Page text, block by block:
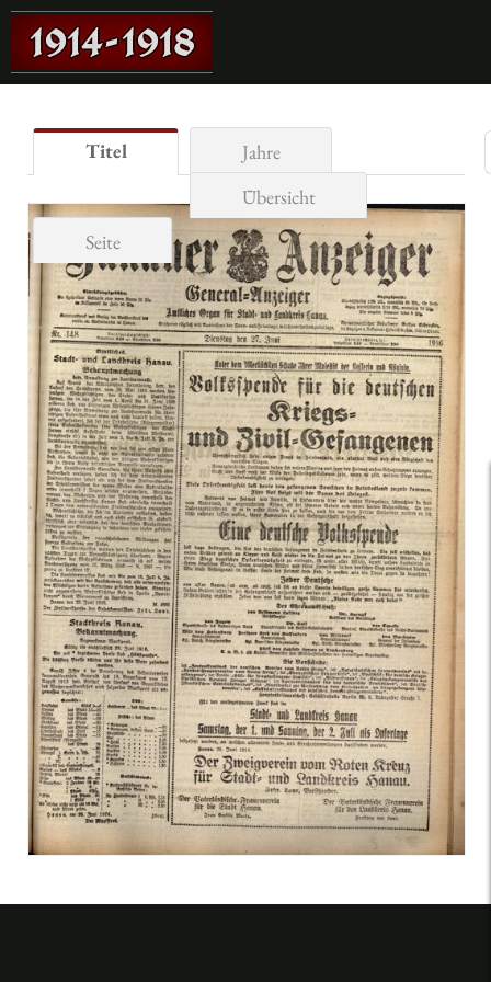
Titel
Jahre
Übersicht
Seite